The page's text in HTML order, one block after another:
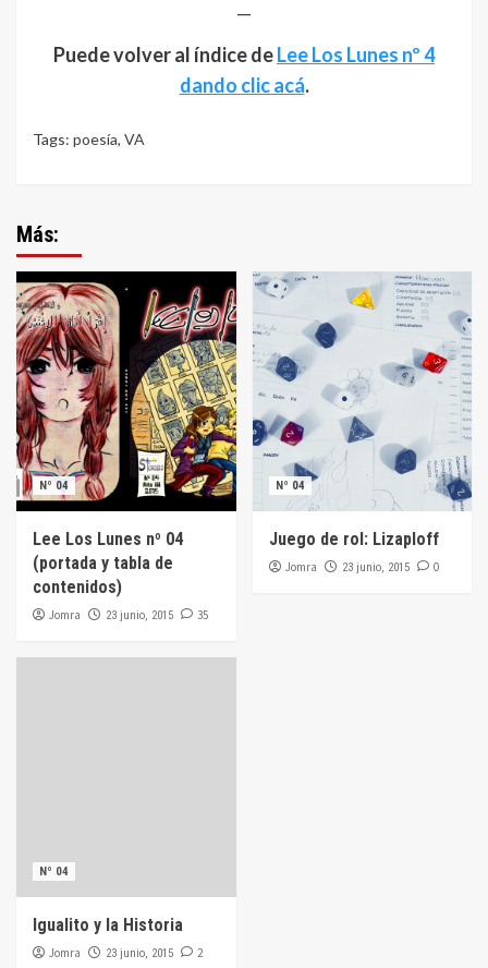
—
Puede volver al índice deLee Los Lunes nº 4
dando clic acá.
Tags: poesía, VA
Más:
Nº 04
Lee Los Lunes nº 04
(portada y tabla de
contenidos)
Jomra 23 junio, 2015 35
Nº 04
Juego de rol: Lizaploff
Jomra 23 junio, 2015 0
Nº 04
Igualito y la Historia
Jomra 23 junio, 2015 2